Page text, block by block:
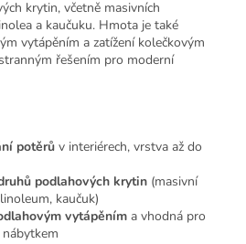
krytin, včetně masivních
a kaučuku. Hmota je také
vytápěním a zatížení kolečkovým
řešením pro moderní
potěrů v interiérech, vrstva až do
podlahových krytin (masivní
kaučuk)
vytápěním a vhodná pro